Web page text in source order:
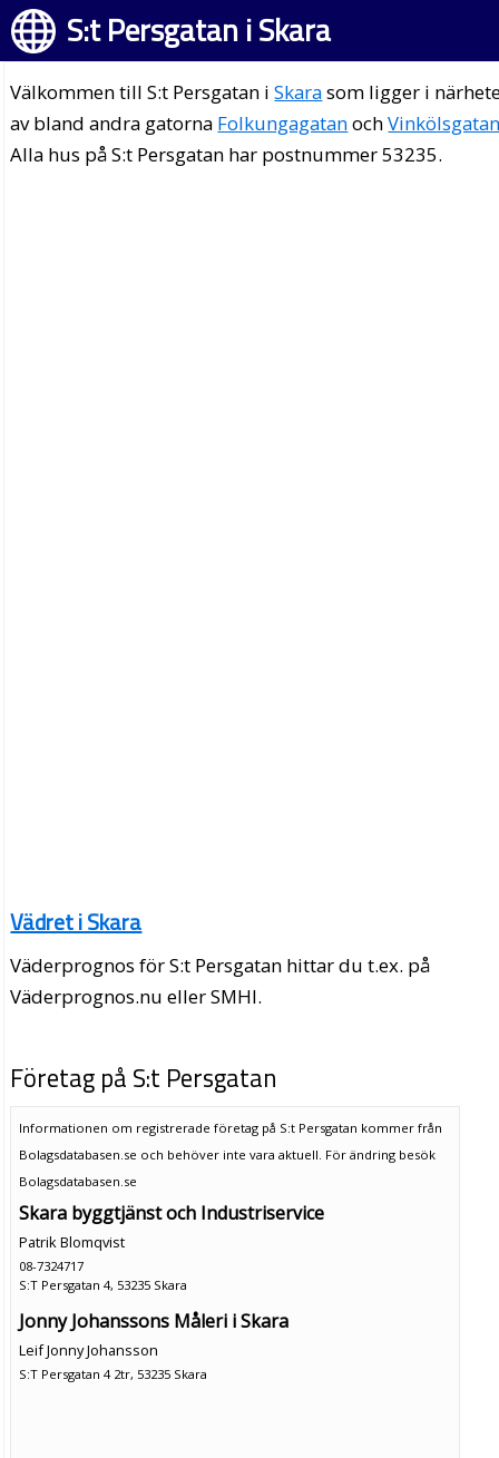
S:t Persgatan i Skara
Välkommen till S:t Persgatan iSkarasom ligger i
av bland andra gatorna Folkungagatanoch
Alla hus på S:t Persgatan har postnummer 53235.
Vädret i Skara
Väderprognos för S:t Persgatan hittar du t.ex. på
Väderprognos.nu eller SMHI.
Företag på S:t Persgatan
Informationen om registrerade företag på S:t Persgatan kommer från
Bolagsdatabasen.se och behöver inte vara aktuell. För ändring besök
Bolagsdatabasen.se
Skara byggtjänst och Industriservice
Patrik Blomqvist
08-7324717
S:T Persgatan 4, 53235 Skara
Jonny Johanssons Måleri i Skara
Leif Jonny Johansson
S:T Persgatan 4 2tr, 53235 Skara